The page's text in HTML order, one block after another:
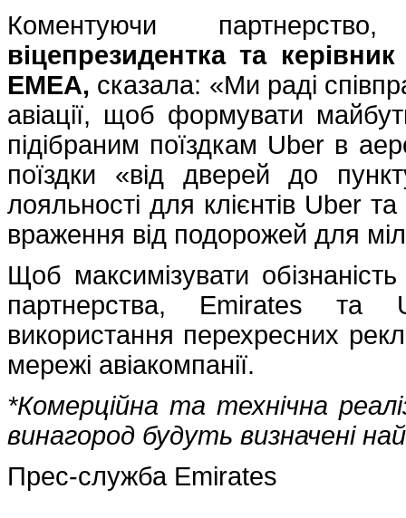
Коментуючи
віцепрезидентка та
EMEA, сказала: «Ми раді
авіації, щоб формувати
підібраним поїздкам Uber в
поїздки «від дверей до
лояльності для клієнтів Uber
враження від подорожей для
Щоб максимізувати
партнерства, Emirates та
використання перехресних
мережі авіакомпанії.
*Комерційна та технічна
винагород будуть визначені
Прес-служба Emirates